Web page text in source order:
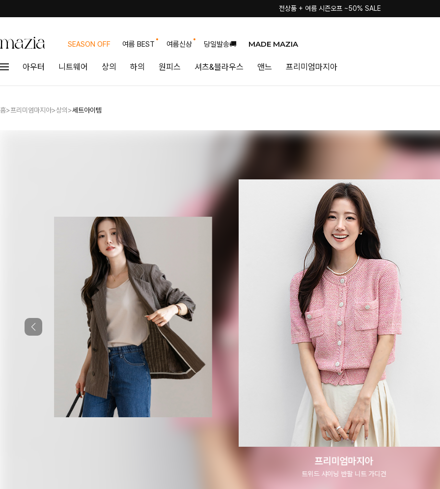
전상품 + 여름 시즌오프 ~50% SALE
SEASON OFF 여름 BEST 여름신상 당일발송🚚 MADE MAZIA
아우터 니트웨어 상의 하의 원피스 셔츠&블라우스 앤느 프리미엄마지아
홈>프리미엄마지아>상의 >세트아이템
프리미엄마지아
베럴 와이드 팬츠